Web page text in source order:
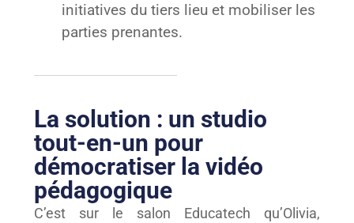
initiatives du tiers lieu et mobiliser les
parties prenantes.
La solution : un studio
tout-en-un pour
démocratiser la vidéo
pédagogique
C’est sur le salon Educatech qu’Olivia,